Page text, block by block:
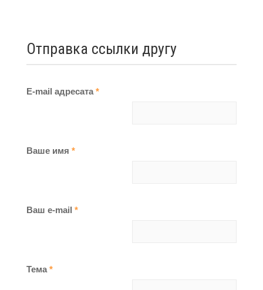
Отправка ссылки другу
E-mail адресата *
Ваше имя *
Ваш e-mail *
Тема *